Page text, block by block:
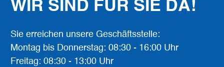
WIR SIND FÜR SIE DA!
Sie erreichen unsere Geschäftsstelle:
Montag bis Donnerstag: 08:30 - 16:00 Uhr
Freitag: 08:30 - 13:00 Uhr